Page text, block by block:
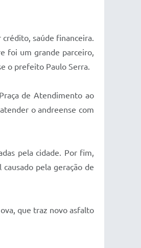
saúde financeira.
foi um grande parceiro,
o prefeito Paulo Serra.
de Atendimento ao
o andreense com
pela cidade. Por fim,
pela geração de
que traz novo asfalto